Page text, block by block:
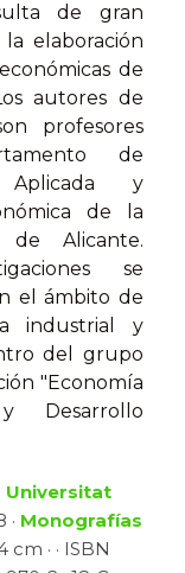
de gran
elaboración
de
autores de
profesores
de
Aplicada y
de la
de Alicante.
se
el ámbito de
industrial y
del grupo
"Economía
Desarrollo
Universitat
· Monografías
cm · · ISBN